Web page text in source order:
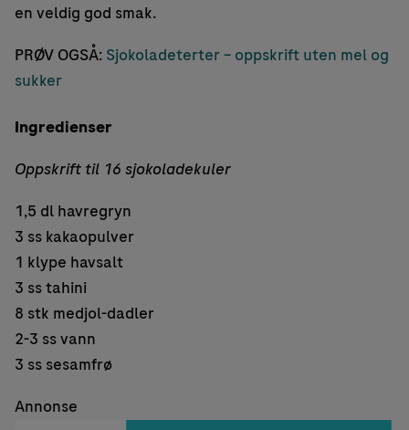
en veldig god smak.
PRØV OGSÅ: Sjokoladeterter – oppskrift uten mel og
sukker
Ingredienser
Oppskrift til 16 sjokoladekuler
1,5 dl havregryn
3 ss kakaopulver
1 klype havsalt
3 ss tahini
8 stk medjol-dadler
2-3 ss vann
3 ss sesamfrø
Annonse